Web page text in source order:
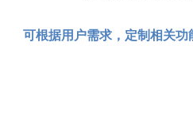
可根据用户需求，定制相关功